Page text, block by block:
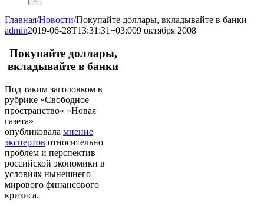
Главная/Новости/Покупайте доллары, вкладывайте в банки
admin2019-06-28T13:31:31+03:009 октября 2008|
Покупайте доллары,
вкладывайте в банки
Под таким заголовком в
рубрике «Свободное
пространство» «Новая
газета»
опубликовала мнение
экспертов относительно
проблем и перспектив
российской экономики в
условиях нынешнего
мирового финансового
кризиса.